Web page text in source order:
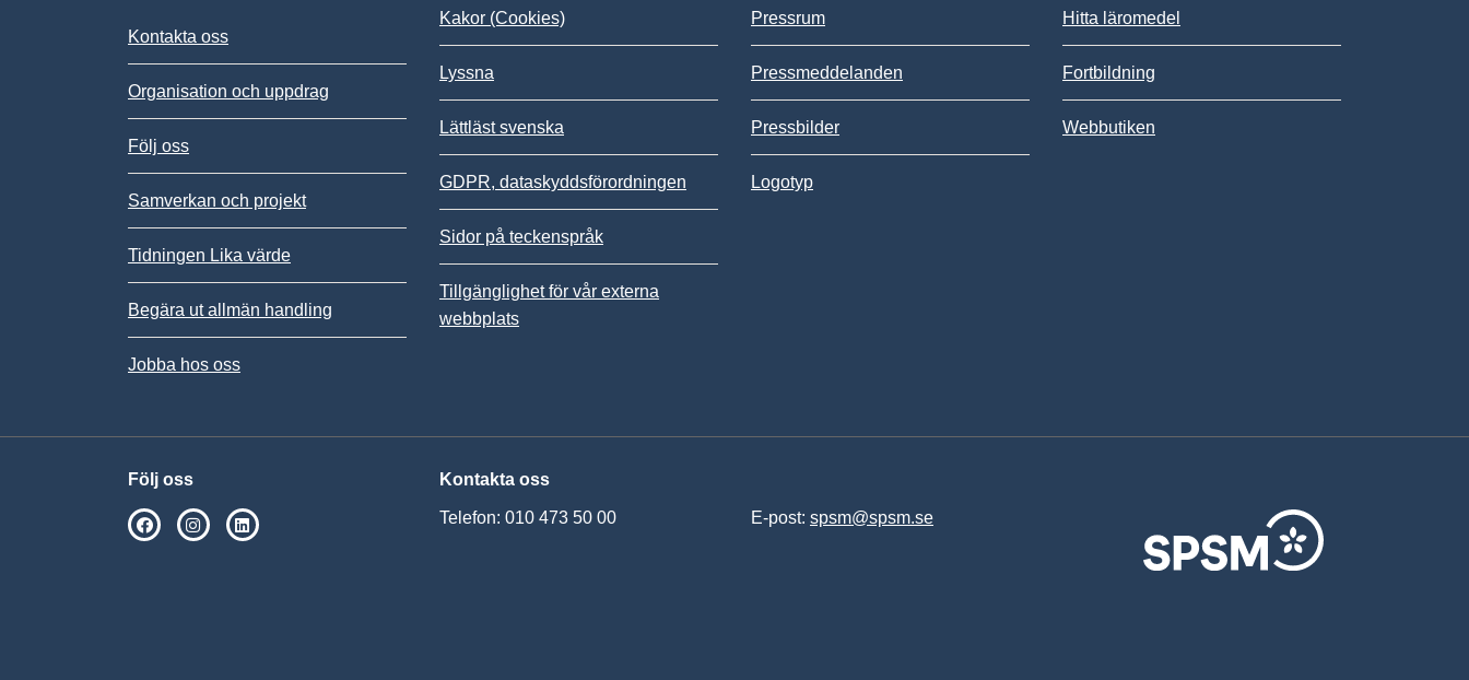
Kontakta oss
Organisation och uppdrag
Följ oss
Samverkan och projekt
Tidningen Lika värde
Begära ut allmän handling
Jobba hos oss
Kakor (Cookies)
Lyssna
Lättläst svenska
GDPR, dataskyddsförordningen
Sidor på teckenspråk
Tillgänglighet för vår externa
webbplats
Pressrum
Pressmeddelanden
Pressbilder
Logotyp
Hitta läromedel
Fortbildning
Webbutiken
Följ oss
SPSM på Facebook
SPSM på Instagram
Kontakta oss
Telefon: 010 473 50 00 E-post: spsm@spsm.se